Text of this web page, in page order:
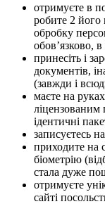
отримуєте в
робите 2 його
обробку
обов’язково,
принесіть і
документів,
(завжди і
маєте на
ліцензованим
ідентичні
записуєтесь
приходите на
біометрію
стала дуже
отримуєте
сайті